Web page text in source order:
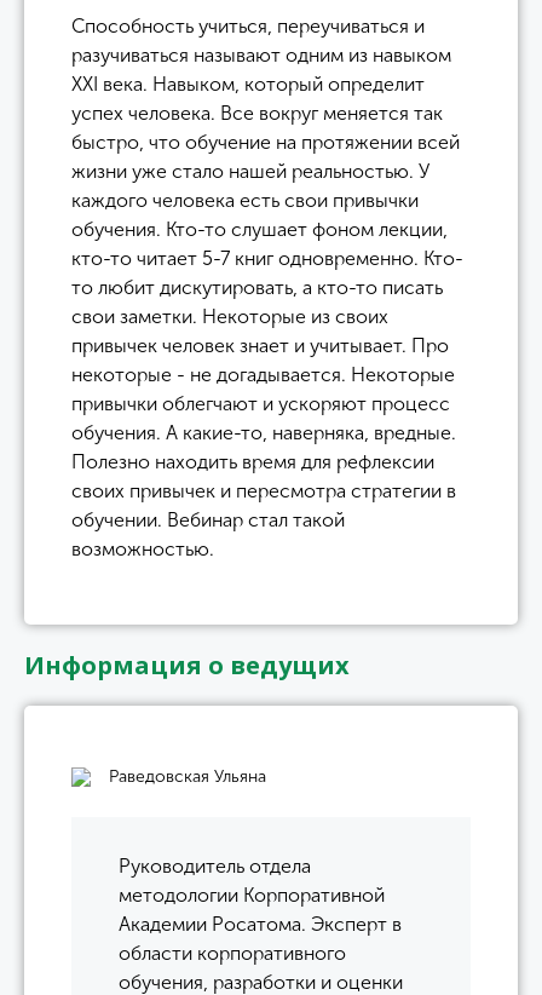
Способность учиться, переучиваться и
разучиваться называют одним из навыком
XXI века. Навыком, который определит
успех человека. Все вокруг меняется так
быстро, что обучение на протяжении всей
жизни уже стало нашей реальностью. У
каждого человека есть свои привычки
обучения. Кто-то слушает фоном лекции,
кто-то читает 5-7 книг одновременно. Кто-
то любит дискутировать, а кто-то писать
свои заметки. Некоторые из своих
привычек человек знает и учитывает. Про
некоторые - не догадывается. Некоторые
привычки облегчают и ускоряют процесс
обучения. А какие-то, наверняка, вредные.
Полезно находить время для рефлексии
своих привычек и пересмотра стратегии в
обучении. Вебинар стал такой
возможностью.
Информация о ведущих
Раведовская Ульяна
Руководитель отдела
методологии Корпоративной
Академии Росатома. Эксперт в
области корпоративного
обучения, разработки и оценки